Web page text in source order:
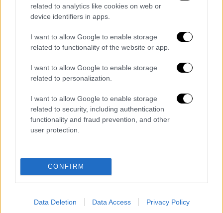
related to analytics like cookies on web or
device identifiers in apps.
I want to allow Google to enable storage
related to functionality of the website or app.
I want to allow Google to enable storage
related to personalization.
I want to allow Google to enable storage
related to security, including authentication
functionality and fraud prevention, and other
user protection.
CONFIRM
Data Deletion Data Access Privacy Policy
Δελτίο στη νοηματική 07/08/2026
Μεσημεριανό δελτίο ειδήσεων
08/08/2026
Μεσημεριανό...|07.08.2026 14:06
Μεσημεριανό δελτίο ειδήσεων
07/08/2026